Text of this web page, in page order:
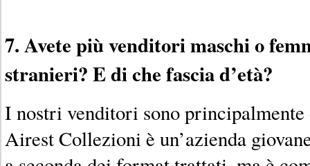
7. Avete più venditori maschi o
stranieri? E di che fascia d’età?
I nostri venditori sono principalmente
Airest Collezioni è un’azienda